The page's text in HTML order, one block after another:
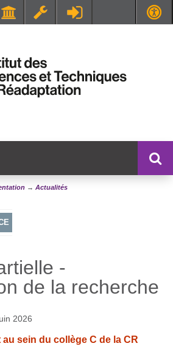
→ Actualités
-
de la recherche
2026
sein du collège C de la CR